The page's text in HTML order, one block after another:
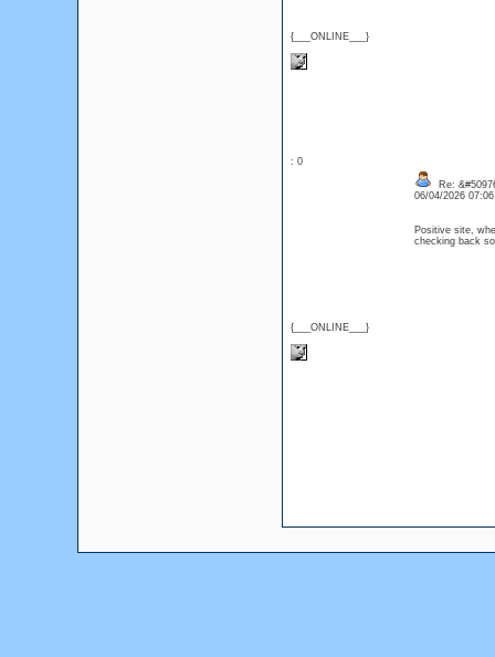
{___ONLINE___}
: 0
{___ONLINE___}
Re:
06/04/2026
Positive site,
checking back